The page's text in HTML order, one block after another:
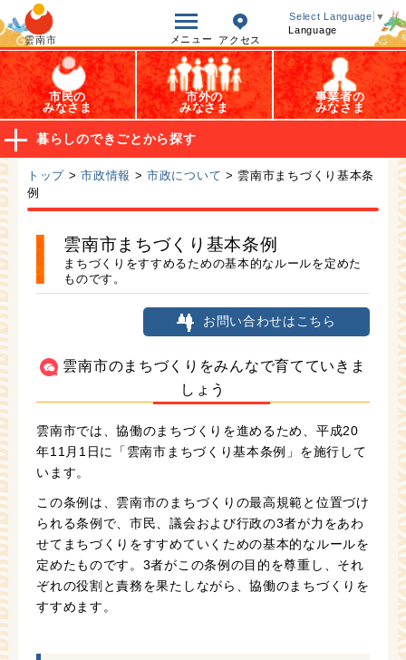
雲南市 メニュー アクセス
Select Language ▼
Language
オープンデータ
市民の
みなさま
市外の
みなさま
事業者の
みなさま
暮らしのできごとから探す
トップ >市政情報 >市政について > 雲南市まちづくり基本条
例
雲南市まちづくり基本条例
まちづくりをすすめるための基本的なルールを定めた
ものです。
お問い合わせはこちら
雲南市のまちづくりをみんなで育てていきま
しょう
雲南市では、協働のまちづくりを進めるため、平成20
年11月1日に「雲南市まちづくり基本条例」を施行して
います。
この条例は、雲南市のまちづくりの最高規範と位置づけ
られる条例で、市民、議会および行政の3者が力をあわ
せてまちづくりをすすめていくための基本的なルールを
定めたものです。3者がこの条例の目的を尊重し、それ
ぞれの役割と責務を果たしながら、協働のまちづくりを
すすめます。